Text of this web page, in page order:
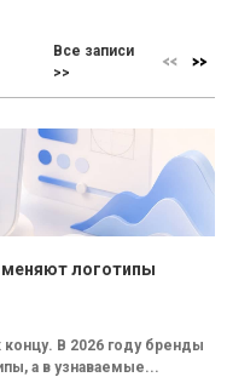
Все записи
>>
логотипы
В 2026 году бренды
а в узнаваемые...